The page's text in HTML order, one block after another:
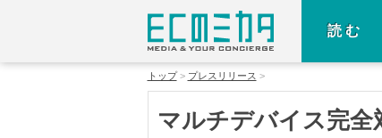
読む
トップ プレスリリース
マルチデバイス完